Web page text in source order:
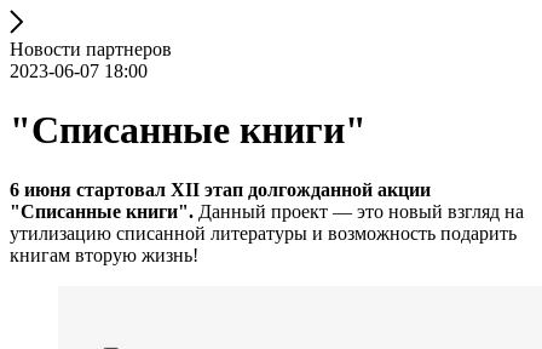
Новости партнеров
2023-06-07 18:00
"Списанные книги"
6 июня стартовал XII этап долгожданной акции
"Списанные книги". Данный проект — это новый взгляд на
утилизацию списанной литературы и возможность подарить
книгам вторую жизнь!